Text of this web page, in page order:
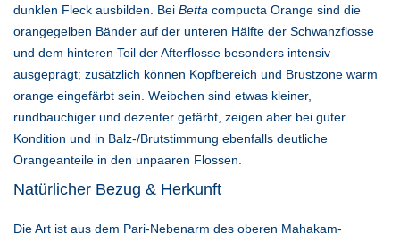
dunklen Fleck ausbilden. Bei Betta compucta Orange sind die
orangegelben Bänder auf der unteren Hälfte der Schwanzflosse
und dem hinteren Teil der Afterflosse besonders intensiv
ausgeprägt; zusätzlich können Kopfbereich und Brustzone warm
orange eingefärbt sein. Weibchen sind etwas kleiner,
rundbauchiger und dezenter gefärbt, zeigen aber bei guter
Kondition und in Balz-/Brutstimmung ebenfalls deutliche
Orangeanteile in den unpaaren Flossen.
Natürlicher Bezug & Herkunft
Die Art ist aus dem Pari-Nebenarm des oberen Mahakam-